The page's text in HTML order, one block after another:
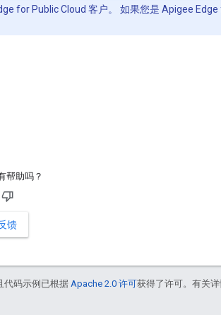
for Public Cloud 客户。 如果您是 Apigee
帮助吗？
馈
代码示例已根据 Apache 2.0 许可获得了许可。有关